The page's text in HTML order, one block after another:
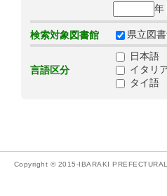
年
検索対象図書館 県立図
言語区分
日本語
イタリ
タイ語
Copyright © 2015-IBARAKI